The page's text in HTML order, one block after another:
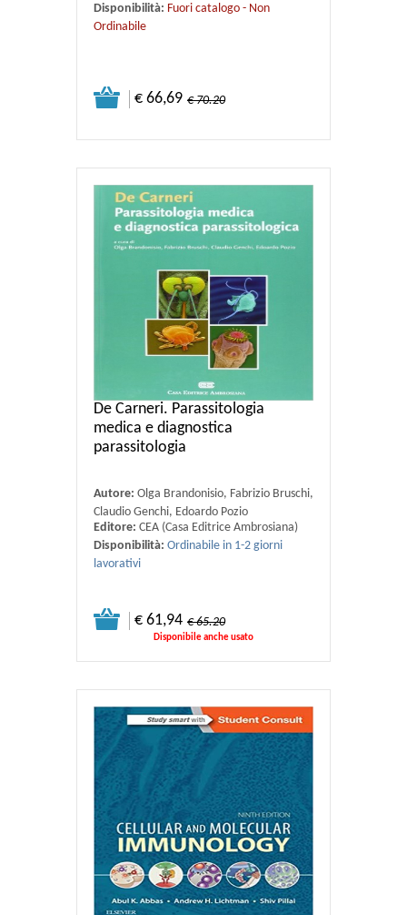
Disponibilità: Fuori catalogo - Non
Ordinabile
€ 66,69 € 70.20
De Carneri. Parassitologia
medica e diagnostica
parassitologia
Autore: Olga Brandonisio, Fabrizio Bruschi,
Claudio Genchi, Edoardo Pozio
Editore: CEA (Casa Editrice Ambrosiana)
Disponibilità: Ordinabile in 1-2 giorni
lavorativi
€ 61,94 € 65.20
Disponibile anche usato